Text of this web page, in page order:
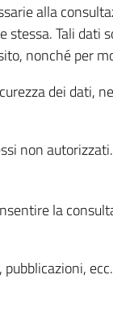
alla
stessa. Tali dati
nonché per
dei dati,
non autorizzati.
la